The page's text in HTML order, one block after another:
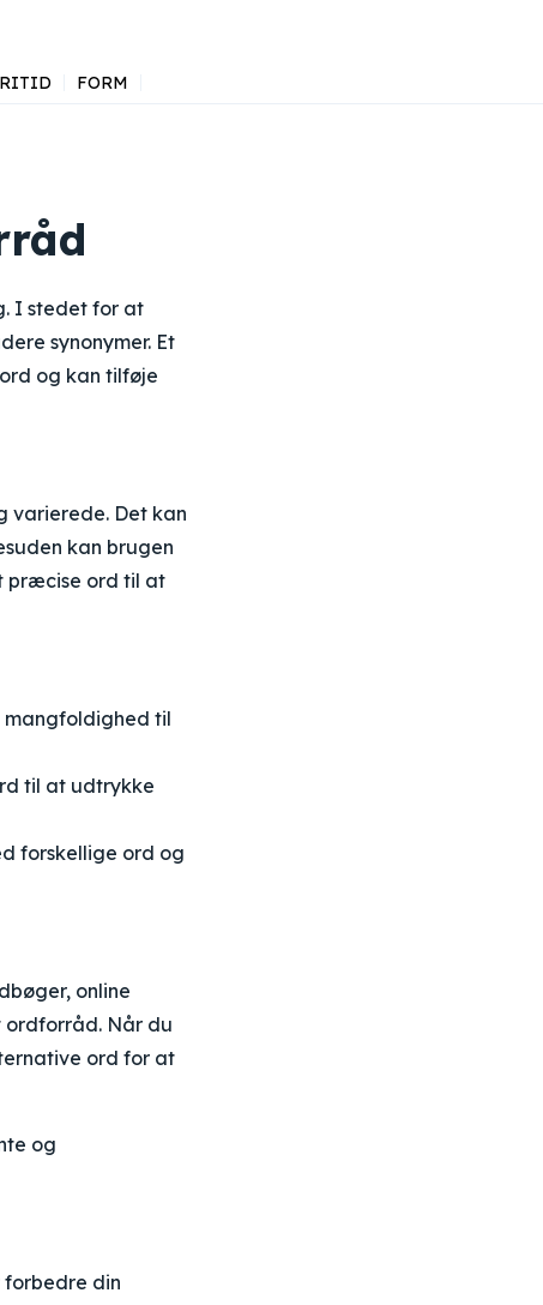
FORM
I stedet for at
synonymer. Et
og kan tilføje
varierede. Det kan
kan brugen
præcise ord til at
mangfoldighed til
til at udtrykke
forskellige ord og
online
Når du
ord for at
og
forbedre din